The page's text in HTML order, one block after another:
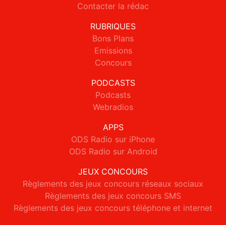
Contacter la rédac
RUBRIQUES
Bons Plans
Emissions
Concours
PODCASTS
Podcasts
Webradios
APPS
ODS Radio sur iPhone
ODS Radio sur Android
JEUX CONCOURS
Règlements des jeux concours réseaux sociaux
Règlements des jeux concours SMS
Règlements des jeux concours téléphone et internet